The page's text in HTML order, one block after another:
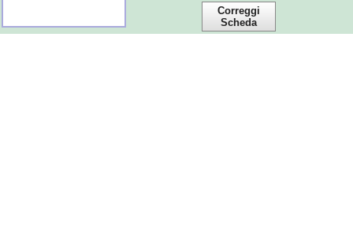
Correggi
Scheda